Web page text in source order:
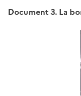
Document 3. La